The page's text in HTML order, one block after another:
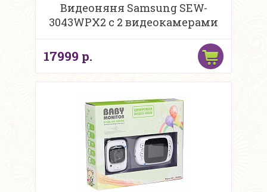
Видеоняня Samsung SEW-
3043WPX2 с 2 видеокамерами
17999 р.